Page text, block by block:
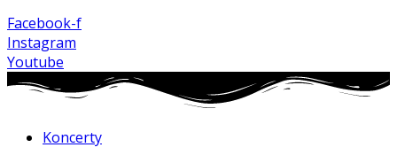
Facebook-f
Instagram
Youtube
Koncerty